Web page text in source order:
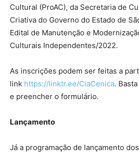
Cultural (ProAC), da Secretaria de
Criativa do Governo do Estado de
Edital de Manutenção e
Culturais Independentes/2022.
As inscrições podem ser feitas a
link https://linktr.ee/CiaCenica.
e preencher o formulário.
Lançamento
Já a programação de lançamento